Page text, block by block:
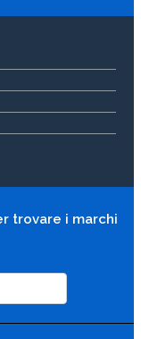
trovare i marchi